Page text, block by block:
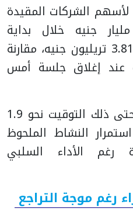
الشركات المقيدة
خسائر بلغت نحو 13 مليار جنيه خلال بداية
التعاملات، ليتراجع إلى 3.816 تريليون جنيه، مقارنة
جنيه عند إغلاق جلسة أمس
وسجلت قيمة التداولات حتى ذلك التوقيت نحو 1.9
النشاط الملحوظ
رغم الأداء السلبي
رغم موجة التراجع